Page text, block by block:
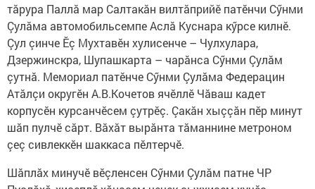
тăрура Паллă мар Салтакăн вилтăприйӗ патӗнчи Сӳнми
Çулăма автомобильсемпе Аслă Куснара кӳрсе килнӗ.
Çул çинче Ӗç Мухтавӗн хулисенче – Чулхулара,
Дзержинскра, Шупашкарта – чарăнса Сӳнми Çулăм
çутнă. Мемориал патӗнче Сӳнми Çулăма Федерацин
Атăлçи округӗн А.В.Кочетов ячӗллӗ Чăваш кадет
корпусӗн курсанчӗсем çутрӗç. Çакăн хыççăн пӗр минут
шăп пулчӗ сăрт. Вăхăт вырăнта тăманнине метроном
çеç сивлеккӗн шаккаса пӗлтерчӗ.
Шăплăх минучӗ вӗçленсен Сӳнми Çулăм патне ЧР